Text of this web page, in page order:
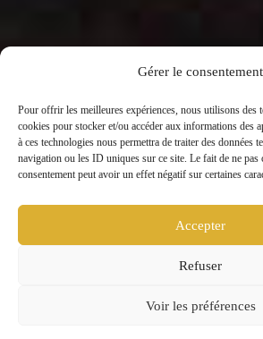
Gérer le consentement
Pour offrir les meilleures expériences, nous utilisons des
cookies pour stocker et/ou accéder aux informations des
à ces technologies nous permettra de traiter des données
navigation ou les ID uniques sur ce site. Le fait de ne pas
consentement peut avoir un effet négatif sur certaines
Accepter
Refuser
Voir les préférences
Nous sommes à la
recherche de
êtes coiffeur ou styliste,
rendez-vous sur la page
Recrutement
64 chaussée de Waterloo, 1180 Uccle –